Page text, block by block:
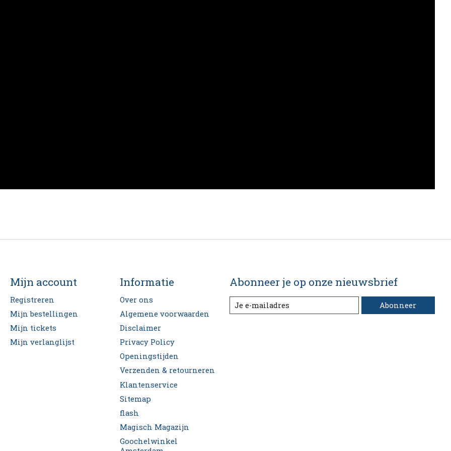
Mijn account
Registreren
Mijn bestellingen
Mijn tickets
Mijn verlanglijst
Informatie
Over ons
Algemene voorwaarden
Disclaimer
Privacy Policy
Openingstijden
Verzenden & retourneren
Klantenservice
Sitemap
flash
Magisch Magazijn
Goochelwinkel
Abonneer je op onze nieuwsbrief
Abonneer